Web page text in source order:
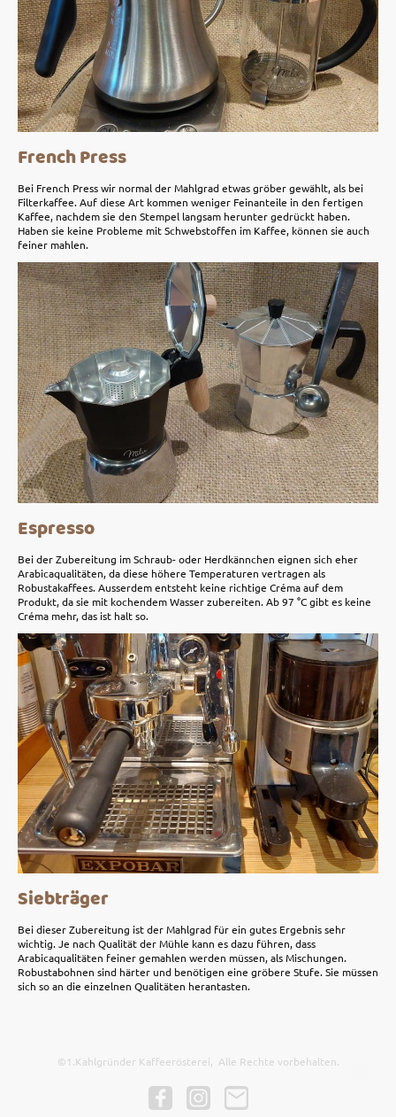
French Press
Bei French Press wir normal der Mahlgrad etwas gröber gewählt, als bei
Filterkaffee. Auf diese Art kommen weniger Feinanteile in den fertigen
Kaffee, nachdem sie den Stempel langsam herunter gedrückt haben.
Haben sie keine Probleme mit Schwebstoffen im Kaffee, können sie auch
feiner mahlen.
Espresso
Bei der Zubereitung im Schraub- oder Herdkännchen eignen sich eher
Arabicaqualitäten, da diese höhere Temperaturen vertragen als
Robustakaffees. Ausserdem entsteht keine richtige Créma auf dem
Produkt, da sie mit kochendem Wasser zubereiten. Ab 97 °C gibt es keine
Créma mehr, das ist halt so.
Siebträger
Bei dieser Zubereitung ist der Mahlgrad für ein gutes Ergebnis sehr
wichtig. Je nach Qualität der Mühle kann es dazu führen, dass
Arabicaqualitäten feiner gemahlen werden müssen, als Mischungen.
Robustabohnen sind härter und benötigen eine gröbere Stufe. Sie müssen
sich so an die einzelnen Qualitäten herantasten.
©1.Kahlgründer Kaffeerösterei, Alle Rechte vorbehalten.